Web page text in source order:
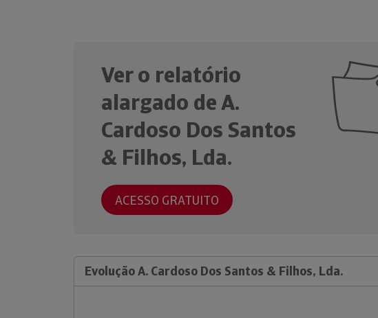
Ver o relatório
alargado de A.
Cardoso Dos Santos
& Filhos, Lda.
ACESSO GRATUITO
Evolução A. Cardoso Dos Santos & Filhos, Lda.